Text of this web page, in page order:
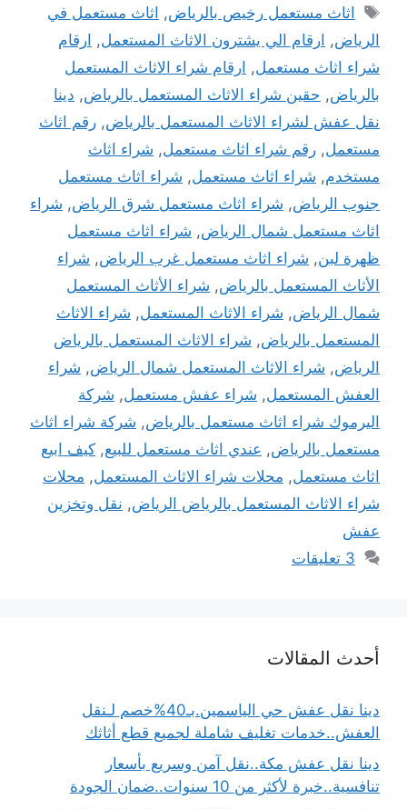
الوسوم
اثاث مستعمل رخيص بالرياض, اثاث مستعمل في
الرياض, ارقام الي يشترون الاثاث المستعمل, ارقام
شراء اثاث مستعمل, ارقام شراء الاثاث المستعمل
بالرياض, حقين شراء الاثاث المستعمل بالرياض, دينا
نقل عفش لشراء الاثاث المستعمل بالرياض, رقم اثاث
مستعمل, رقم شراء اثاث مستعمل, شراء اثاث
مستخدم, شراء اثاث مستعمل, شراء اثاث مستعمل
جنوب الرياض, شراء اثاث مستعمل شرق الرياض, شراء
اثاث مستعمل شمال الرياض, شراء اثاث مستعمل
ظهرة لبن, شراء اثاث مستعمل غرب الرياض, شراء
الأثاث المستعمل بالرياض, شراء الأثاث المستعمل
شمال الرياض, شراء الاثاث المستعمل, شراء الاثاث
المستعمل بالرياض, شراء الاثاث المستعمل بالرياض
الرياض, شراء الاثاث المستعمل شمال الرياض, شراء
العفش المستعمل, شراء عفش مستعمل, شركة
اليرموك شراء اثاث مستعمل بالرياض, شركة شراء اثاث
مستعمل بالرياض, عندي اثاث مستعمل للبيع, كيف ابيع
اثاث مستعمل, محلات شراء الاثاث المستعمل, محلات
شراء الاثاث المستعمل بالرياض الرياض, نقل وتخزين
عفش
3 تعليقات
أحدث المقالات
دينا نقل عفش حي الياسمين.بـ40%خصم لـنقل
العفش..خدمات تغليف شاملة لجميع قطع أثاثك
دينا نقل عفش مكة..نقل آمن وسريع بأسعار
تنافسية..خبرة لأكثر من 10 سنوات..ضمان الجودة